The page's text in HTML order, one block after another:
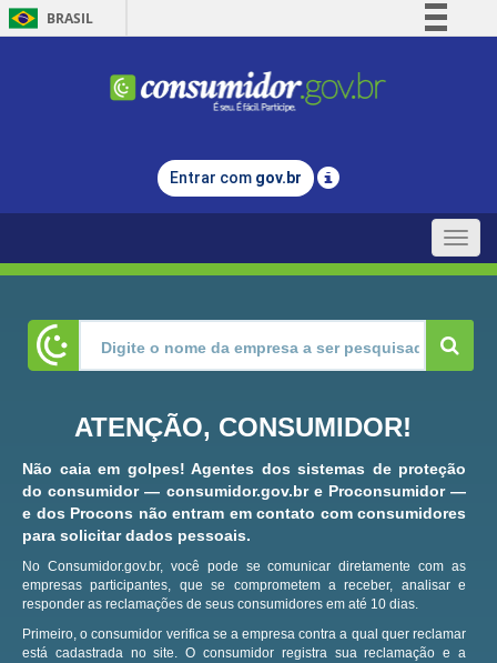
BRASIL
Comunica BR
Legislação
Entrar com gov.br
Toggle
ATENÇÃO, CONSUMIDOR!
Não caia em golpes! Agentes dos sistemas de proteção
do consumidor — consumidor.gov.br e Proconsumidor —
e dos Procons não entram em contato com consumidores
para solicitar dados pessoais.
No Consumidor.gov.br, você pode se comunicar diretamente com as
empresas participantes, que se comprometem a receber, analisar e
responder as reclamações de seus consumidores em até 10 dias.
Primeiro, o consumidor verifica se a empresa contra a qual quer reclamar
está cadastrada no site.O consumidor registra sua reclamação e a